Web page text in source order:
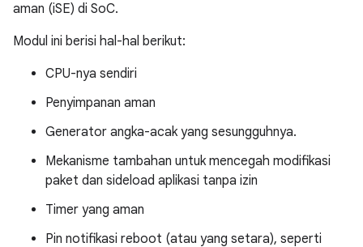
aman (iSE) di SoC.
Modul ini berisi hal-hal berikut:
CPU-nya sendiri
Penyimpanan aman
Generator angka-acak yang sesungguhnya.
Mekanisme tambahan untuk mencegah modifikasi
paket dan sideload aplikasi tanpa izin
Timer yang aman
Pin notifikasi reboot (atau yang setara), seperti